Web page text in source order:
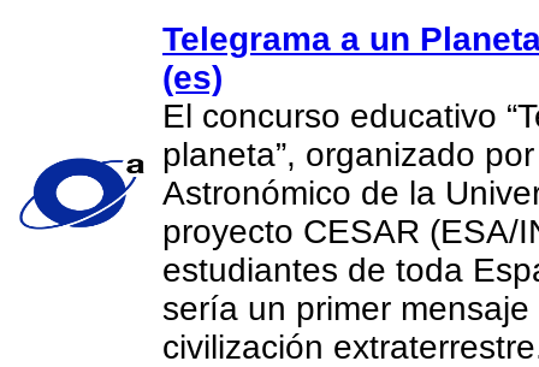
Telegrama a un
(es)
El concurso educativo
planeta”, organizado
Astronómico de la
proyecto CESAR (ESA/
estudiantes de toda
sería un primer
civilización